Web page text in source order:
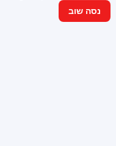
נסה שוב